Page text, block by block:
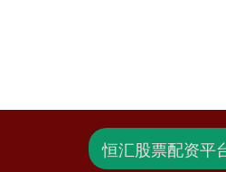
恒汇股票配资平